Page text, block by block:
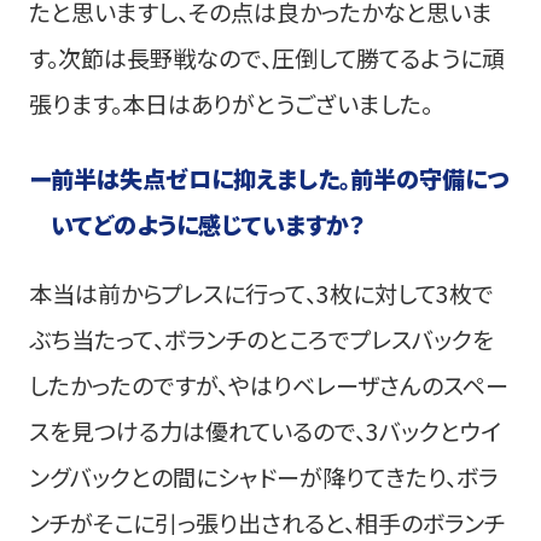
たと思いますし、その点は良かったかなと思いま
す。次節は長野戦なので、圧倒して勝てるように頑
張ります。本日はありがとうございました。
ー前半は失点ゼロに抑えました。前半の守備につ
いてどのように感じていますか？
本当は前からプレスに行って、3枚に対して3枚で
ぶち当たって、ボランチのところでプレスバックを
したかったのですが、やはりベレーザさんのスペー
スを見つける力は優れているので、3バックとウイ
ングバックとの間にシャドーが降りてきたり、ボラ
ンチがそこに引っ張り出されると、相手のボランチ